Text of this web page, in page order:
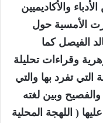
والأكاديميين
الأمسية حول
الفيصل كما
وقراءات تحليلة
التي تفرد بها والتي
وبين لغته
( اللهجة المحلية